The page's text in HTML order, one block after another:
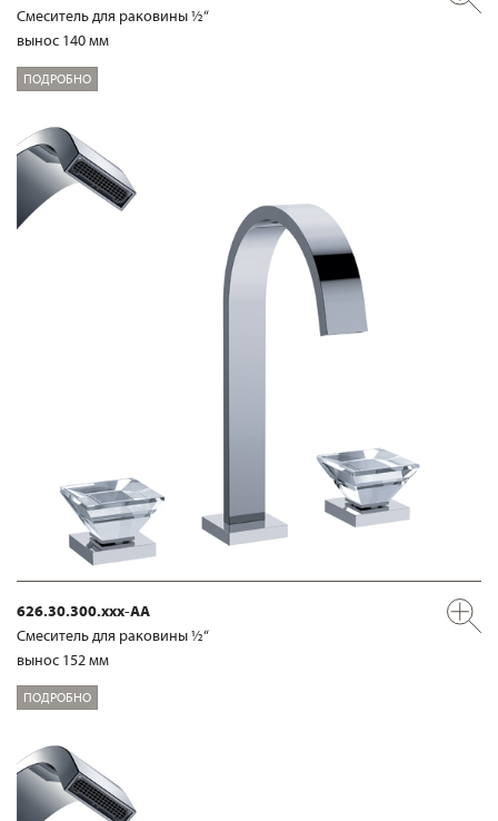
Смеситель для раковины ½“
вынос 140 мм
ПОДРОБНО
626.30.300.xxx-AA
Смеситель для раковины ½“
вынос 152 мм
ПОДРОБНО